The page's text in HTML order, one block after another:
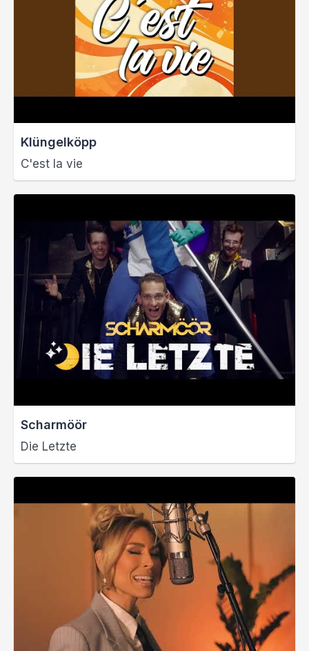
Klüngelköpp
C'est la vie
Scharmöör
Die Letzte